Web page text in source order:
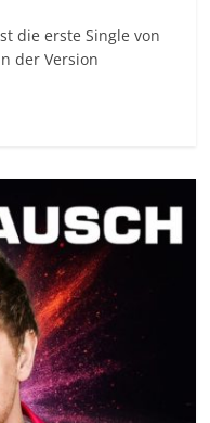
die erste Single von
der Version